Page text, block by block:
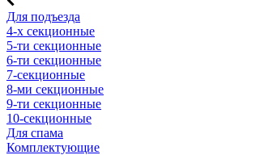
Для подъезда
4-х секционные
5-ти секционные
6-ти секционные
7-секционные
8-ми секционные
9-ти секционные
10-секционные
Для спама
Комплектующие